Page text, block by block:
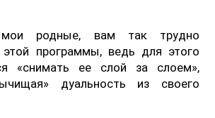
родные, вам так трудно
этой программы, ведь для этого
«снимать ее слой за слоем»,
дуальность из своего